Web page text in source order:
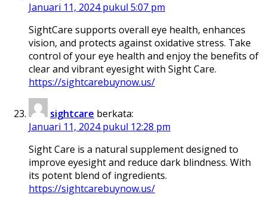
Januari 11, 2024 pukul 5:07 pm
SightCare supports overall eye health, enhances
vision, and protects against oxidative stress. Take
control of your eye health and enjoy the benefits of
clear and vibrant eyesight with Sight Care.
https://sightcarebuynow.us/
sightcare berkata:
Januari 11, 2024 pukul 12:28 pm
Sight Care is a natural supplement designed to
improve eyesight and reduce dark blindness. With
its potent blend of ingredients.
https://sightcarebuynow.us/